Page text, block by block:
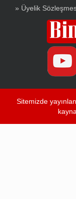
» Üyelik
Sitemizde